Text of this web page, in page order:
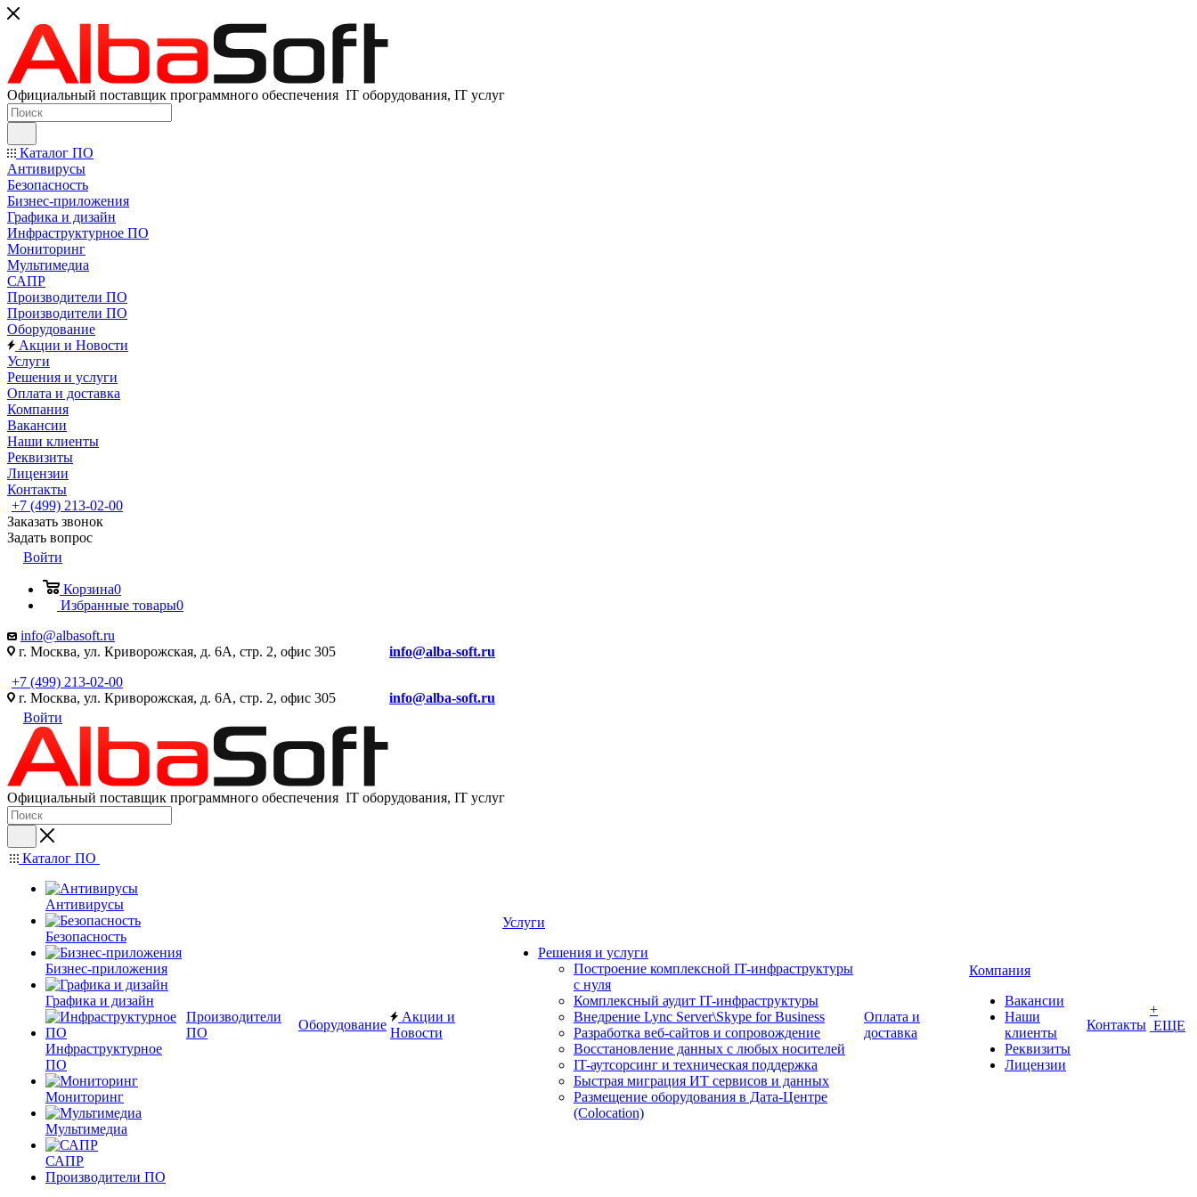
Официальный поставщик программного обеспечения IT оборудования, IT услуг
Каталог ПО
Антивирусы
Безопасность
Бизнес-приложения
Графика и дизайн
Инфраструктурное ПО
Мониторинг
Мультимедиа
САПР
Производители ПО
Производители ПО
Оборудование
Акции и Новости
Услуги
Решения и услуги
Оплата и доставка
Компания
Вакансии
Наши клиенты
Реквизиты
Лицензии
Контакты
+7 (499) 213-02-00
Заказать звонок
Задать вопрос
Войти
Корзина0
Избранные товары0
info@albasoft.ru
г. Москва, ул. Криворожская, д. 6А, стр. 2, офис 305 info@alba-soft.ru
+7 (499) 213-02-00
г. Москва, ул. Криворожская, д. 6А, стр. 2, офис 305 info@alba-soft.ru
Войти
Официальный поставщик программного обеспечения IT оборудования, IT услуг
Каталог ПО
Антивирусы
Безопасность
Бизнес-приложения
Графика и дизайн
Инфраструктурное
ПО
Мониторинг
Мультимедиа
САПР
Производители ПО
Производители
ПО
Оборудование
Акции и
Новости
Услуги
Решения и услуги
Построение комплексной IT-инфраструктуры
с нуля
Комплексный аудит IT-инфраструктуры
Внедрение Lync Server\Skype for Business
Разработка веб-сайтов и сопровождение
Восстановление данных с любых носителей
IT-аутсорсинг и техническая поддержка
Быстрая миграция ИТ сервисов и данных
Размещение оборудования в Дата-Центре
(Colocation)
Оплата и
доставка
Компания
Вакансии
Наши
клиенты
Реквизиты
Лицензии
Контакты
+
ЕЩЕ